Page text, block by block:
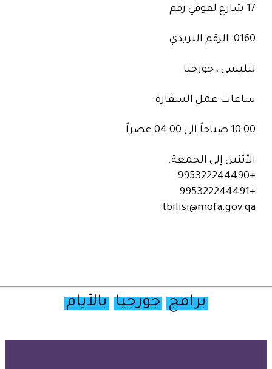
17 شارع لفوفي رقم
0160 :الرقم البريدي
تبليسي ، جورجيا
ساعات عمل السفارة:
10:00 صباحاً الى 04:00 عصراً
الأثنين إلى الجمعة.
+995322244490
+995322244491
tbilisi@mofa.gov.qa
برامج جورجيا بالأيام